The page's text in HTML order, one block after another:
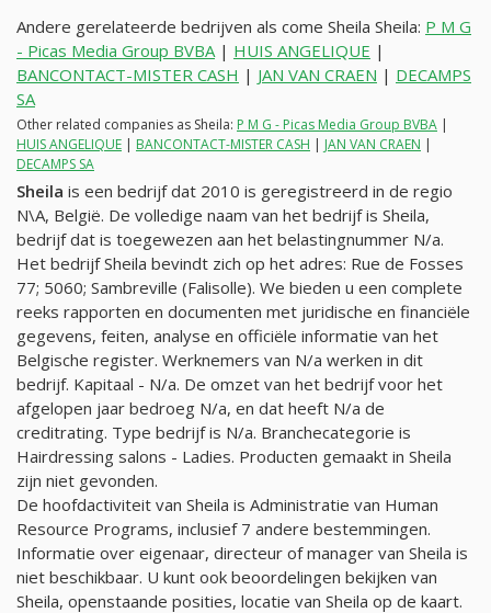
Andere gerelateerde bedrijven als come Sheila Sheila: P M G
- Picas Media Group BVBA| HUIS ANGELIQUE |
BANCONTACT-MISTER CASH | JAN VAN CRAEN | DECAMPS
SA
Other related companies as Sheila: P M G - Picas Media Group BVBA |
HUIS ANGELIQUE | BANCONTACT-MISTER CASH | JAN VAN CRAEN |
DECAMPS SA
Sheila is een bedrijf dat 2010 is geregistreerd in de regio
N\A, België. De volledige naam van het bedrijf is Sheila,
bedrijf dat is toegewezen aan het belastingnummer N/a.
Het bedrijf Sheila bevindt zich op het adres: Rue de Fosses
77; 5060; Sambreville (Falisolle). We bieden u een complete
reeks rapporten en documenten met juridische en financiële
gegevens, feiten, analyse en officiële informatie van het
Belgische register. Werknemers van N/a werken in dit
bedrijf. Kapitaal - N/a. De omzet van het bedrijf voor het
afgelopen jaar bedroeg N/a, en dat heeft N/a de
creditrating. Type bedrijf is N/a. Branchecategorie is
Hairdressing salons - Ladies. Producten gemaakt in Sheila
zijn niet gevonden.
De hoofdactiviteit van Sheila is Administratie van Human
Resource Programs, inclusief 7 andere bestemmingen.
Informatie over eigenaar, directeur of manager van Sheila is
niet beschikbaar. U kunt ook beoordelingen bekijken van
Sheila, openstaande posities, locatie van Sheila op de kaart.